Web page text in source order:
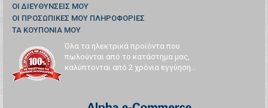
ΟΙ ΔΙΕΥΘΎΝΣΕΙΣ ΜΟΥ
ΟΙ ΠΡΟΣΩΠΙΚΈΣ ΜΟΥ ΠΛΗΡΟΦΟΡΊΕΣ
ΤΑ ΚΟΥΠΌΝΙΑ ΜΟΥ
Όλα τα ηλεκτρικά προϊόντα που
πωλούνται από το κατάστημα μας,
καλύπτονται από 2 χρόνια εγγύηση...